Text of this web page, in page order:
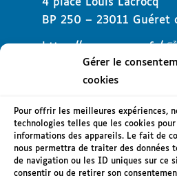
BP 250 – 23011 Guéret
https://www.creuse.fr/
Mentions légales
Accessibilité : non
Gérer le
cookies
Pour offrir les meilleures expériences,
technologies telles que les cookies
informations des appareils. Le fait de
nous permettra de traiter des données
de navigation ou les ID uniques sur ce
consentir ou de retirer son